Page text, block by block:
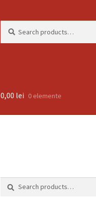
for:
0,00 lei 0 elemente
Search
Search